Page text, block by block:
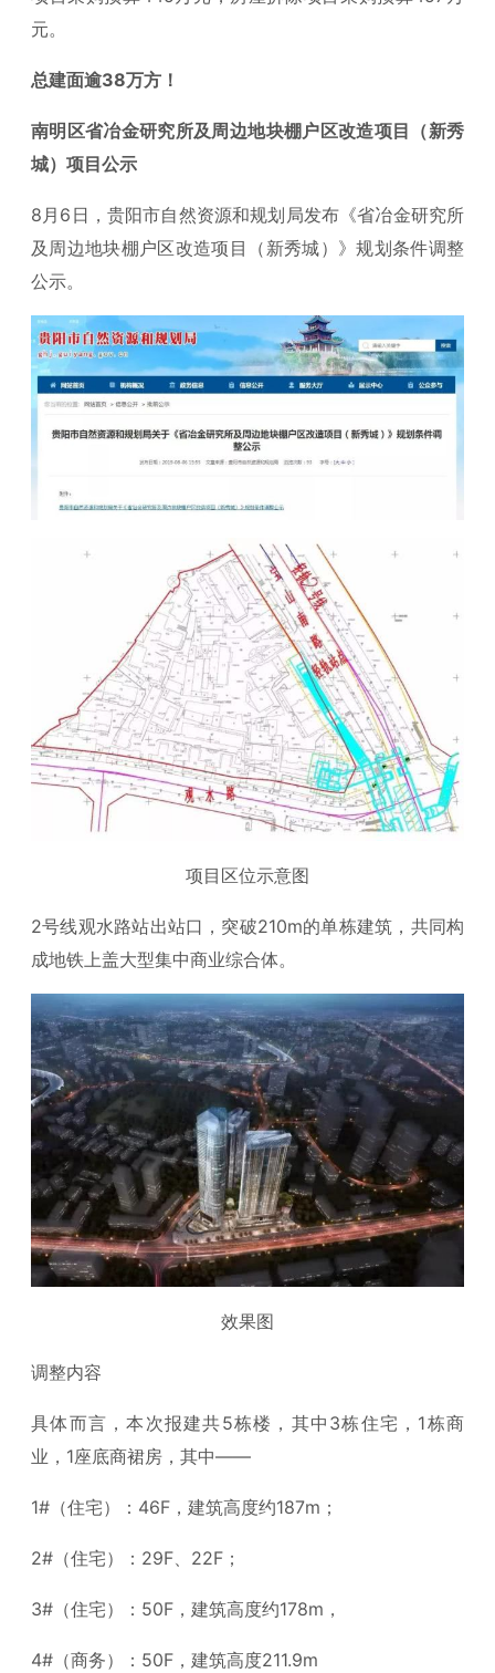
元。
总建面逾38万方！
南明区省冶金研究所及周边地块棚户区改造项目（新秀
城）项目公示
8月6日，贵阳市自然资源和规划局发布《省冶金研究所
及周边地块棚户区改造项目（新秀城）》规划条件调整
公示。
项目区位示意图
2号线观水路站出站口，突破210m的单栋建筑，共同构
成地铁上盖大型集中商业综合体。
效果图
调整内容
具体而言，本次报建共5栋楼，其中3栋住宅，1栋商
业，1座底商裙房，其中——
1#（住宅）：46F，建筑高度约187m；
2#（住宅）：29F、22F；
3#（住宅）：50F，建筑高度约178m，
4#（商务）：50F，建筑高度211.9m